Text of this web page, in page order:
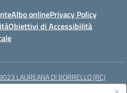
Albo onlinePrivacy Policy
Obiettivi di Accessibilità
LAUREANA DI BORRELLO (RC)